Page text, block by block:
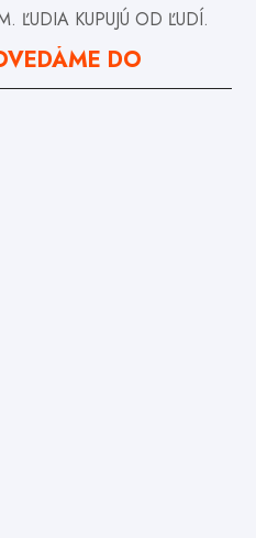
DO
ĽUDIA KUPUJÚ OD ĽUDÍ.